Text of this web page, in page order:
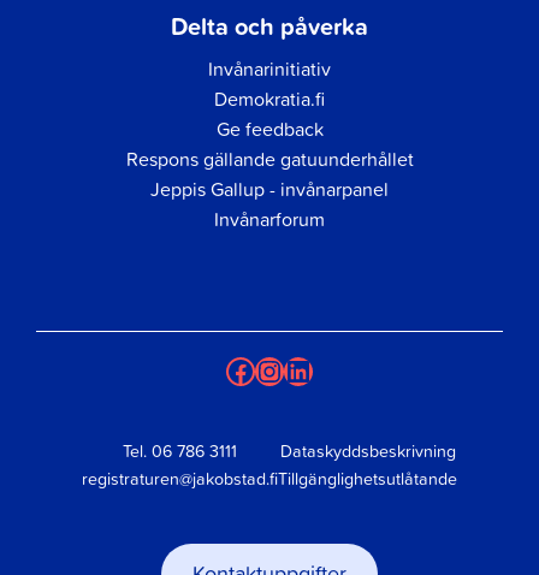
Delta och påverka
Invånarinitiativ
Demokratia.fi
Ge feedback
Respons gällande gatuunderhållet
Jeppis Gallup - invånarpanel
Invånarforum
Facebook
Instagram
LinkedIn
Tel. 06 786 3111
registraturen@jakobstad.fi
Dataskyddsbeskrivning
Tillgänglighetsutlåtande